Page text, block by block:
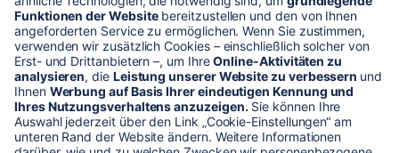
* Alle Preise verstehen sich zzgl. Mehrwertsteuer und Versandkosten